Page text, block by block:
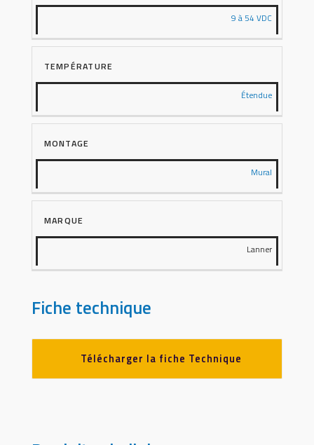
9 à 54 VDC
TEMPÉRATURE
Étendue
MONTAGE
Mural
MARQUE
Lanner
Fiche technique
Télécharger la fiche Technique